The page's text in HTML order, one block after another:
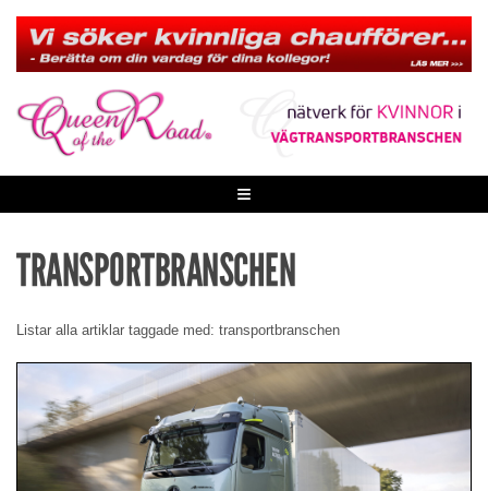
content
≡
TRANSPORTBRANSCHEN
Listar alla artiklar taggade med: transportbranschen